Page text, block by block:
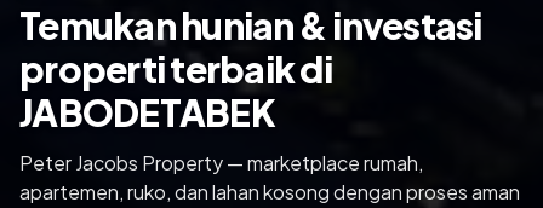
Temukan hunian & investasi
properti terbaik di
JABODETABEK
Peter Jacobs Property — marketplace rumah,
apartemen, ruko, dan lahan kosong dengan proses aman